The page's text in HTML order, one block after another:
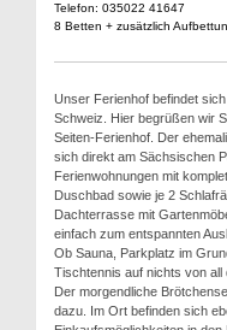
Telefon: 035022 41647
8 Betten + zusätzlich
Unser Ferienhof befindet
Schweiz. Hier begrüßen wir
Seiten-Ferienhof. Der
sich direkt am Sächsischen
Ferienwohnungen mit
Duschbad sowie je 2
Dachterrasse mit
einfach zum entspannten
Ob Sauna, Parkplatz im
Tischtennis auf nichts von all
Der morgendliche
dazu. Im Ort befinden sich